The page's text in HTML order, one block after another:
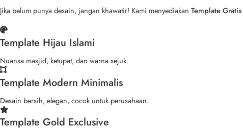
Jika belum punya desain, jangan khawatir! Kami menyediakan Template Gratis
Template Hijau Islami
Nuansa masjid, ketupat, dan warna sejuk.
Template Modern Minimalis
Desain bersih, elegan, cocok untuk perusahaan.
Template Gold Exclusive